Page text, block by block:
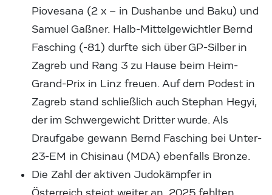
Piovesana (2 x – in Dushanbe und Baku) und
Samuel Gaßner. Halb-Mittelgewichtler Bernd
Fasching (-81) durfte sich über GP-Silber in
Zagreb und Rang 3 zu Hause beim Heim-
Grand-Prix in Linz freuen. Auf dem Podest in
Zagreb stand schließlich auch Stephan Hegyi,
der im Schwergewicht Dritter wurde. Als
Draufgabe gewann Bernd Fasching bei Unter-
23-EM in Chisinau (MDA) ebenfalls Bronze.
Die Zahl der aktiven Judokämpfer in